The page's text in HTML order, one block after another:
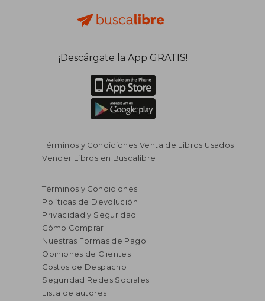
¡Descárgate la App GRATIS!
Términos y Condiciones Venta de Libros Usados
Vender Libros en Buscalibre
Términos y Condiciones
Políticas de Devolución
Privacidad y Seguridad
Cómo Comprar
Nuestras Formas de Pago
Opiniones de Clientes
Costos de Despacho
Seguridad Redes Sociales
Lista de autores